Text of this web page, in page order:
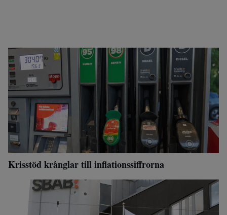
Krisstöd krånglar till inflationssiffrorna